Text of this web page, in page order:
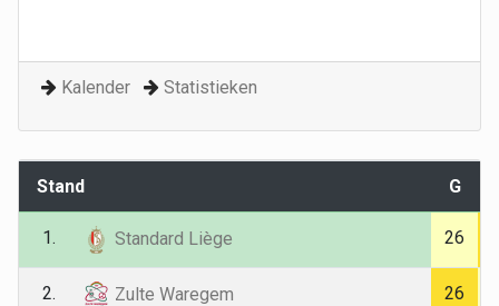
Kalender Statistieken
Stand G
1. Standard Liège 26
2. Zulte Waregem 26